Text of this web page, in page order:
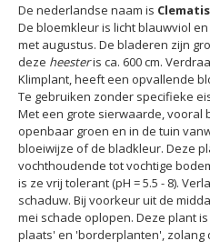
De nederlandse naam is Clematis
De bloemkleur is licht blauwviol
met augustus. De bladeren zijn
deze heesteris ca. 600 cm.
Klimplant, heeft een opvallende
Te gebruiken zonder specifieke
Met een grote sierwaarde, vooral
openbaar groen en in de tuin
bloeiwijze of de bladkleur. Deze
vochthoudende tot vochtige
is ze vrij tolerant (pH = 5.5 - 8).
schaduw. Bij voorkeur uit de
mei schade oplopen. Deze plant
plaats' en 'borderplanten', zolang